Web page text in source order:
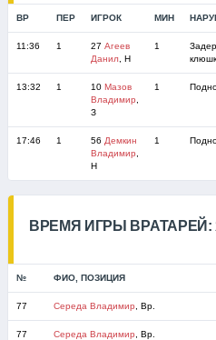
ВР ПЕР ИГРОК МИН
11:36 1 27 Агеев
Данил, Н
1
13:32 1 10 Мазов
Владимир
З
1
17:46 1 56 Демкин
Владимир
Н
1
ВРЕМЯ ИГРЫ ВРАТАРЕЙ:
№ ФИО, ПОЗИЦИЯ
77 Середа Владимир , Вр.
77 Середа Владимир , Вр.